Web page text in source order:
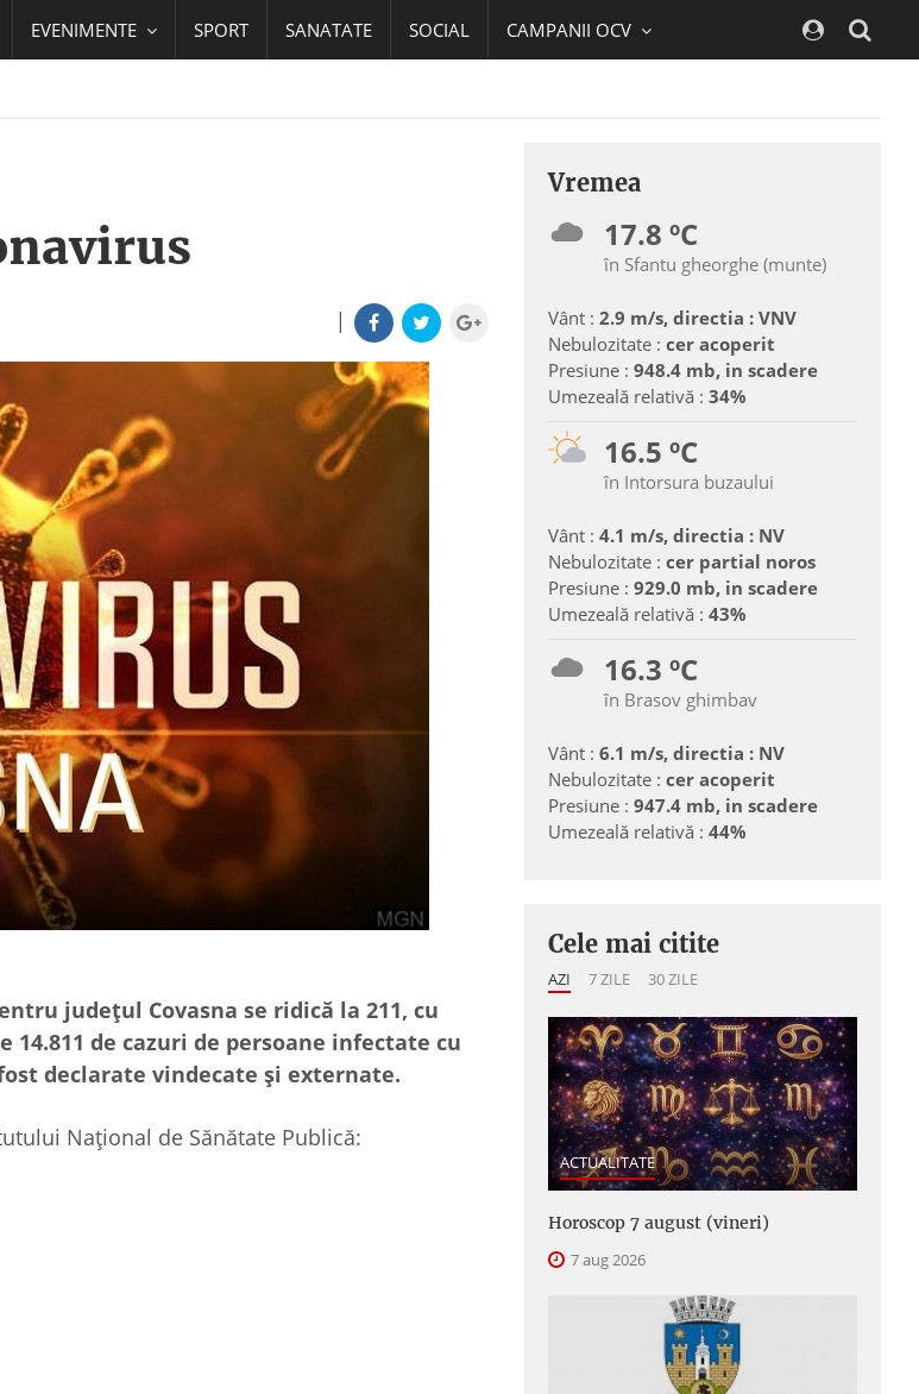
EVENIMENTE SPORT SANATATE SOCIAL CAMPANII OCV
|
județul Covasna se ridică la 211, cu
de cazuri de persoane infectate cu
declarate vindecate și externate.
Național de Sănătate Publică:
Vremea
17.8 ºC
în Sfantu gheorghe (munte)
Vânt : 2.9 m/s, directia : VNV
Nebulozitate : cer acoperit
Presiune : 948.4 mb, in scadere
Umezeală relativă : 34%
16.5 ºC
în Intorsura buzaului
Vânt : 4.1 m/s, directia : NV
Nebulozitate : cer partial noros
Presiune : 929.0 mb, in scadere
Umezeală relativă : 43%
16.3 ºC
în Brasov ghimbav
Vânt : 6.1 m/s, directia : NV
Nebulozitate : cer acoperit
Presiune : 947.4 mb, in scadere
Umezeală relativă : 44%
Cele mai citite
AZI 7 ZILE 30 ZILE
ACTUALITATE
Horoscop 7 august (vineri)
7 aug 2026